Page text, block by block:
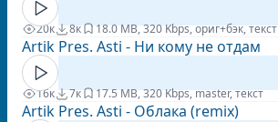
20к 8к 18.0 MB, 320 Kbps, ориг+бэк, текст
Artik Pres. Asti - Ни кому не отдам
16к 7к 17.5 MB, 320 Kbps, master, текст
Artik Pres. Asti - Облака (remix)